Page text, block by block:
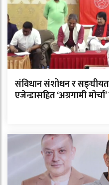
संविधान संशोधन र
एजेन्डासहित ‘अग्रगामी